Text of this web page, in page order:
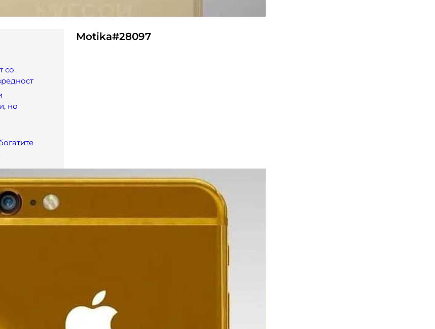
со
но
Motika#28097